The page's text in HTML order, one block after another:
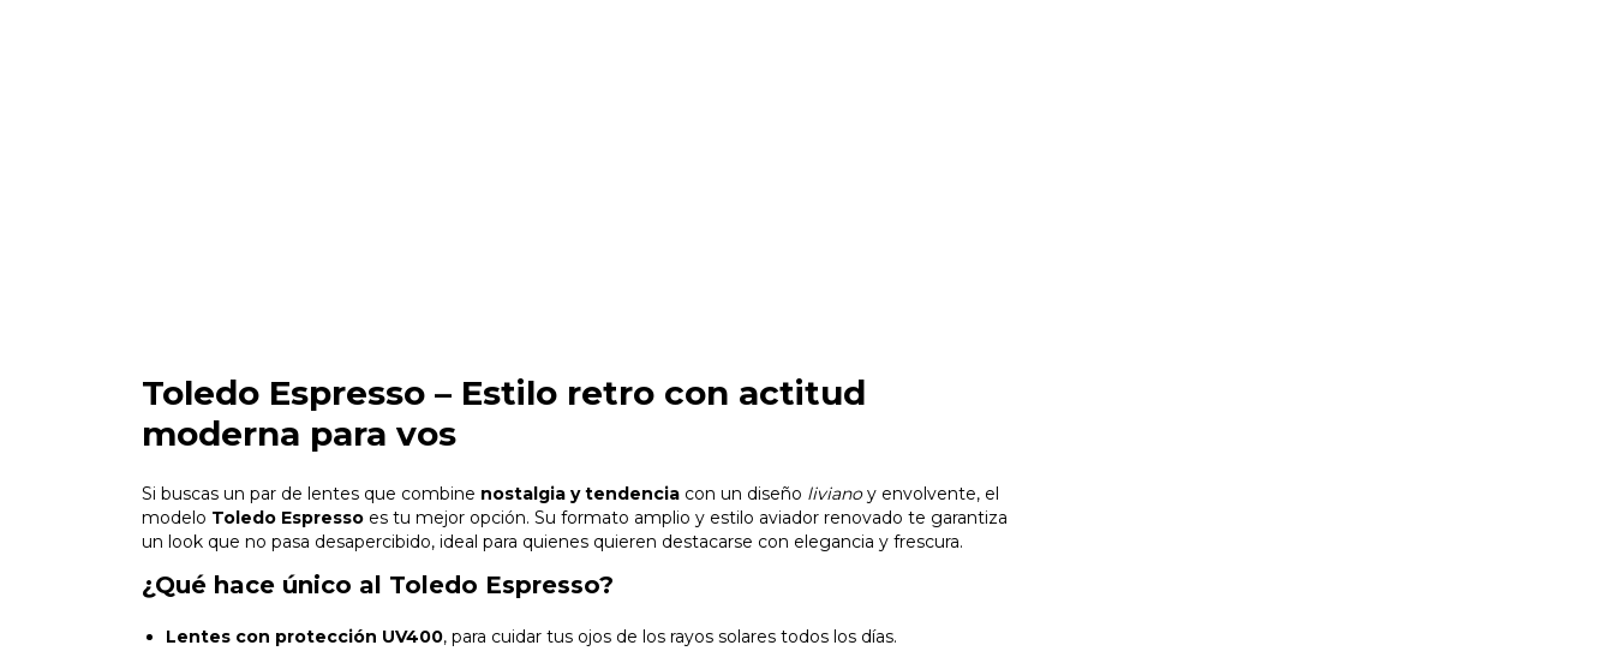
Toledo Espresso – Estilo retro con actitud
moderna para vos
Si buscas un par de lentes que combine nostalgia y tendencia con un diseño livianoy envolvente, el
modelo Toledo Espresso es tu mejor opción. Su formato amplio y estilo aviador renovado te garantiza
un look que no pasa desapercibido, ideal para quienes quieren destacarse con elegancia y frescura.
¿Qué hace único al Toledo Espresso?
Lentes con protección UV400, para cuidar tus ojos de los rayos solares todos los días.